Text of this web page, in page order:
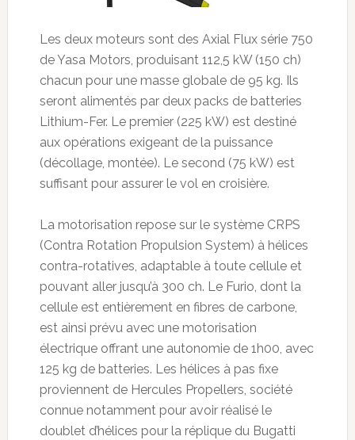
Les deux moteurs sont des Axial Flux série 750
de Yasa Motors, produisant 112,5 kW (150 ch)
chacun pour une masse globale de 95 kg. Ils
seront alimentés par deux packs de batteries
Lithium-Fer. Le premier (225 kW) est destiné
aux opérations exigeant de la puissance
(décollage, montée). Le second (75 kW) est
suffisant pour assurer le vol en croisière.
La motorisation repose sur le système CRPS
(Contra Rotation Propulsion System) à hélices
contra-rotatives, adaptable à toute cellule et
pouvant aller jusqu’à 300 ch. Le Furio, dont la
cellule est entièrement en fibres de carbone,
est ainsi prévu avec une motorisation
électrique offrant une autonomie de 1h00, avec
125 kg de batteries. Les hélices à pas fixe
proviennent de Hercules Propellers, société
connue notamment pour avoir réalisé le
doublet d’hélices pour la réplique du Bugatti